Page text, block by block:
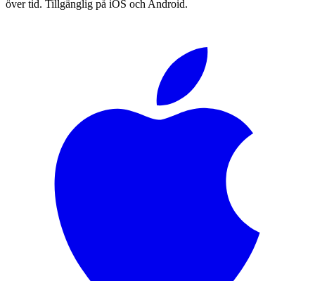
över tid. Tillgänglig på iOS och Android.